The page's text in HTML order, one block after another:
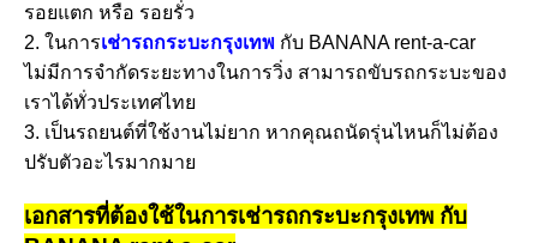
รอยแตก หรือ รอยรั่ว
2. ในการเช่ารถกระบะกรุงเทพ กับ BANANA rent-a-car
ไม่มีการจำกัดระยะทางในการวิ่ง สามารถขับรถกระบะของ
เราได้ทั่วประเทศไทย
3. เป็นรถยนต์ที่ใช้งานไม่ยาก หากคุณถนัดรุ่นไหนก็ไม่ต้อง
ปรับตัวอะไรมากมาย
เอกสารที่ต้องใช้ในการเช่ารถกระบะกรุงเทพ กับ